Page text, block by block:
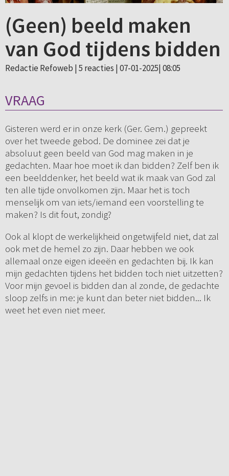
(Geen) beeld maken
van God tijdens bidden
Redactie Refoweb | 5 reacties | 07-01-2025| 08:05
VRAAG
Gisteren werd er in onze kerk (Ger. Gem.) gepreekt
over het tweede gebod. De dominee zei dat je
absoluut geen beeld van God mag maken in je
gedachten. Maar hoe moet ik dan bidden? Zelf ben ik
een beelddenker, het beeld wat ik maak van God zal
ten alle tijde onvolkomen zijn. Maar het is toch
menselijk om van iets/iemand een voorstelling te
maken? Is dit fout, zondig?
Ook al klopt de werkelijkheid ongetwijfeld niet, dat zal
ook met de hemel zo zijn. Daar hebben we ook
allemaal onze eigen ideeën en gedachten bij. Ik kan
mijn gedachten tijdens het bidden toch niet uitzetten?
Voor mijn gevoel is bidden dan al zonde, de gedachte
sloop zelfs in me: je kunt dan beter niet bidden... Ik
weet het even niet meer.